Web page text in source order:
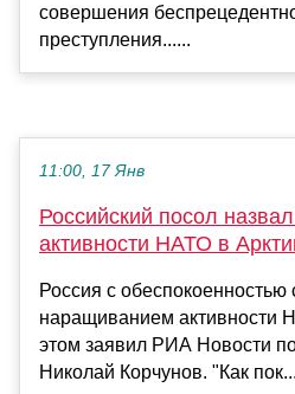
совершения
преступления......
11:00, 17 Янв
Российский посол
активности НАТО в
Россия с обеспокоенностью
наращиванием активности
этом заявил РИА Новости
Николай Корчунов. "Как пок...